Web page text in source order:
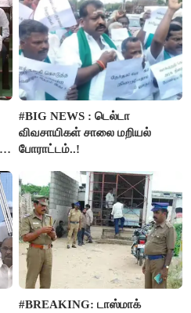
#BIG NEWS : டெல்டா
விவசாயிகள் சாலை மறியல்
போராட்டம்..!
#BREAKING: டாஸ்மாக்